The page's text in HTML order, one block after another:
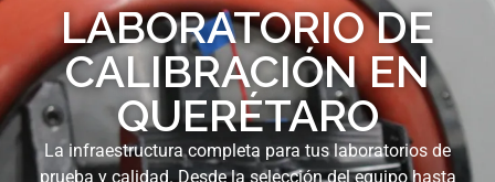
LABORATORIO DE
CALIBRACIÓN EN
QUERÉTARO
La infraestructura completa para tus laboratorios de
prueba y calidad. Desde la selección del equipo hasta